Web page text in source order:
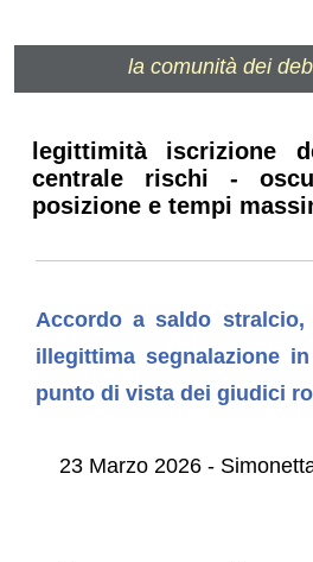
la comunità dei
legittimità iscrizione
centrale rischi -
posizione e tempi
Accordo a saldo
illegittima segnalazione
punto di vista dei giudici
23 Marzo 2026 -